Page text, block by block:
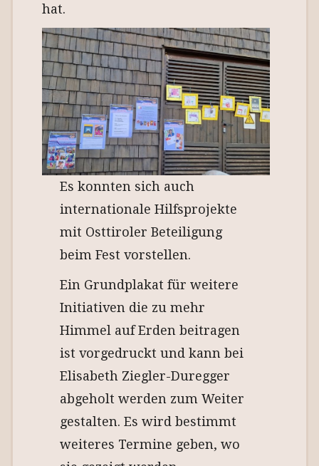
hat.
Es konnten sich auch
internationale Hilfsprojekte
mit Osttiroler Beteiligung
beim Fest vorstellen.
Ein Grundplakat für weitere
Initiativen die zu mehr
Himmel auf Erden beitragen
ist vorgedruckt und kann bei
Elisabeth Ziegler-Duregger
abgeholt werden zum Weiter
gestalten. Es wird bestimmt
weiteres Termine geben, wo